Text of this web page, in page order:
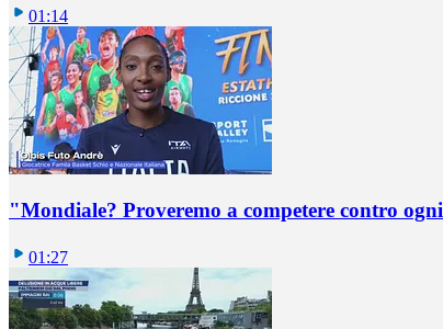
01:14
"Mondiale? Proveremo a competere contro
01:27